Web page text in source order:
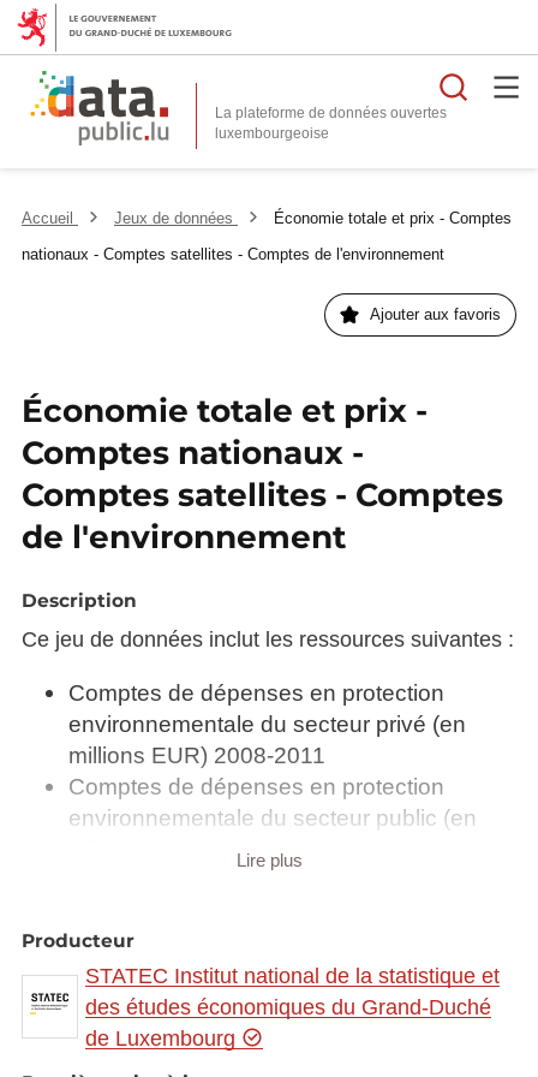
La plateforme de données ouvertes
Accueil Jeux de données
Économie totale et prix - Comptes
nationaux - Comptes satellites - Comptes de l'environnement
Ajouter aux favoris
Économie totale et prix -
Comptes nationaux -
Comptes satellites - Comptes
de l'environnement
Description
Ce jeu de données inclut les ressources suivantes :
Comptes de dépenses en protection
environnementale du secteur privé (en
millions EUR) 2008-2011
Comptes de dépenses en protection
environnementale du secteur public (en
millions EUR) 2008-2011
Comptes de dépenses en protection
environnementale selon le secteur
publique et les institutions sans but lucratif
servant les ménages
Lire plus
Producteur
STATEC Institut national de la statistique et
des études économiques du Grand-Duché
de Luxembourg